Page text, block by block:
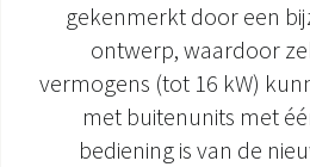
DOCUMENTATIE PRODUCTEN
gekenmerkt door een
ontwerp, waardoor
vermogens (tot 16 kW)
met buitenunits met
bediening is van de